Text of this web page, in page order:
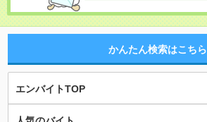
かんたん検索はこちら
エンバイトTOP